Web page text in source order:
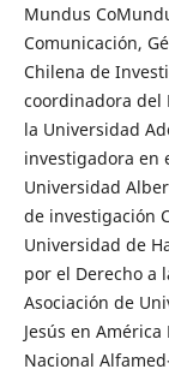
Mundus
Comunicación,
Chilena de
coordinadora del
la Universidad
investigadora en
Universidad
de investigación
Universidad de
por el Derecho a
Asociación de
Jesús en América
Nacional